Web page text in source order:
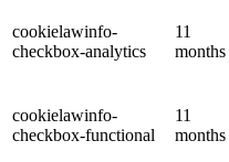
cookielawinfo-
checkbox-analytics
11
months
cookielawinfo-
checkbox-functional
11
months